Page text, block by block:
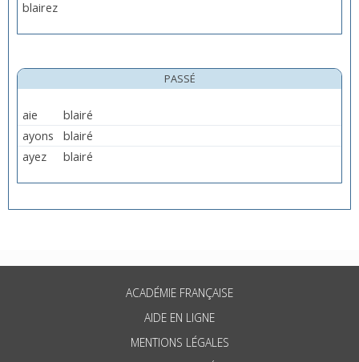
blairez
PASSÉ
aie
blairé
ayons
blairé
ayez
blairé
ACADÉMIE FRANÇAISE
AIDE EN LIGNE
MENTIONS LÉGALES